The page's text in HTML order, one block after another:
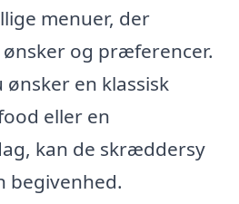
menuer, der
og præferencer.
ønsker en klassisk
eller en
kan de skræddersy
begivenhed.